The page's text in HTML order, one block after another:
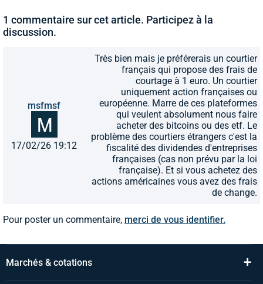
1 commentaire sur cet article. Participez à la
discussion.
msfmsf
17/02/26 19:12
Très bien mais je préférerais un courtier
français qui propose des frais de
courtage à 1 euro. Un courtier
uniquement action françaises ou
européenne. Marre de ces plateformes
qui veulent absolument nous faire
acheter des bitcoins ou des etf. Le
problème des courtiers étrangers c'est la
fiscalité des dividendes d'entreprises
françaises (cas non prévu par la loi
française). Et si vous achetez des
actions américaines vous avez des frais
de change.
Pour poster un commentaire, merci de vous identifier.
Marchés & cotations +